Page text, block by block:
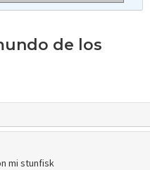
de los
mi stunfisk